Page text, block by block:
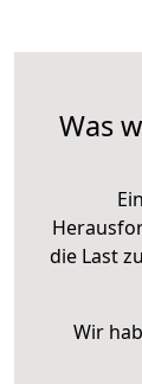
Was
Ein
die Last
Wir